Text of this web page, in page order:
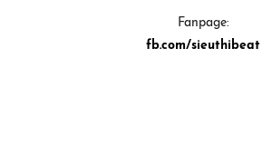
Fanpage:
fb.com/sieuthibeat